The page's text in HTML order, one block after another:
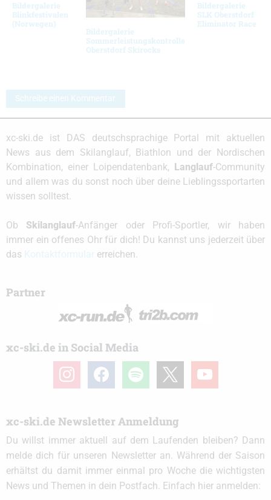
Bildergalerie
Blinkfestivalen
(Norwegen)
Bildergalerie
Sommerleistungskontrolle
Oberstdorf Skirocks
Bildergalerie
SLK Oberstdorf
Eliminator Race
Schreibe einen Kommentar
xc-ski.de ist DAS deutschsprachige Portal mit aktuellen
News aus dem Skilanglauf, Biathlon und der Nordischen
Kombination, einer Loipendatenbank, Langlauf-Community
und allem was du sonst noch über deine Lieblingssportarten
wissen solltest.
Ob Skilanglauf-Anfänger oder Profi-Sportler, wir haben
immer ein offenes Ohr für dich! Du kannst uns jederzeit über
das
erreichen.
Partner
xc-ski.de in Social Media
instagramfacebook spotify youtube
xc-ski.de Newsletter Anmeldung
Du willst immer aktuell auf dem Laufenden bleiben? Dann
melde dich für unseren Newsletter an. Während der Saison
erhältst du damit immer einmal pro Woche die wichtigsten
News und Themen in dein Postfach. Einfach hier anmelden: